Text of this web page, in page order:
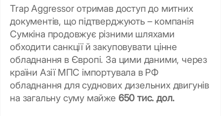
Trap Aggressor отримав доступ до митних
документів, що підтверджують – компанія
Сумкіна продовжує різними шляхами
обходити санкції й закуповувати цінне
обладнання в Європі. За цими даними, через
країни Азії МПС імпортувала в РФ
обладнання для суднових дизельних двигунів
на загальну суму майже 650 тис. дол.